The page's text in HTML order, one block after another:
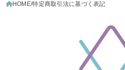
HOME 特定商取引法に基づく表記